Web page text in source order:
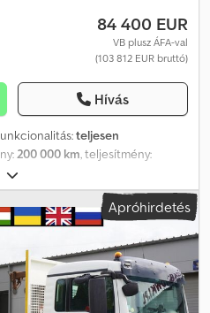
84 400 EUR
VB plusz ÁFA-val
(103 812 EUR bruttó)
Hívás
teljesen
200 000 km, teljesítmény:
kg, össztömeg:26 000 kg, szín:
, hajtástípus:automata,
acél-levegő
2 480 mm,
év:2019, Felszereltség:AdBlue,
tempomat, utánfutó vonófej,
/ Távirányító / Rotátor / 6,7 m
Apróhirdetés